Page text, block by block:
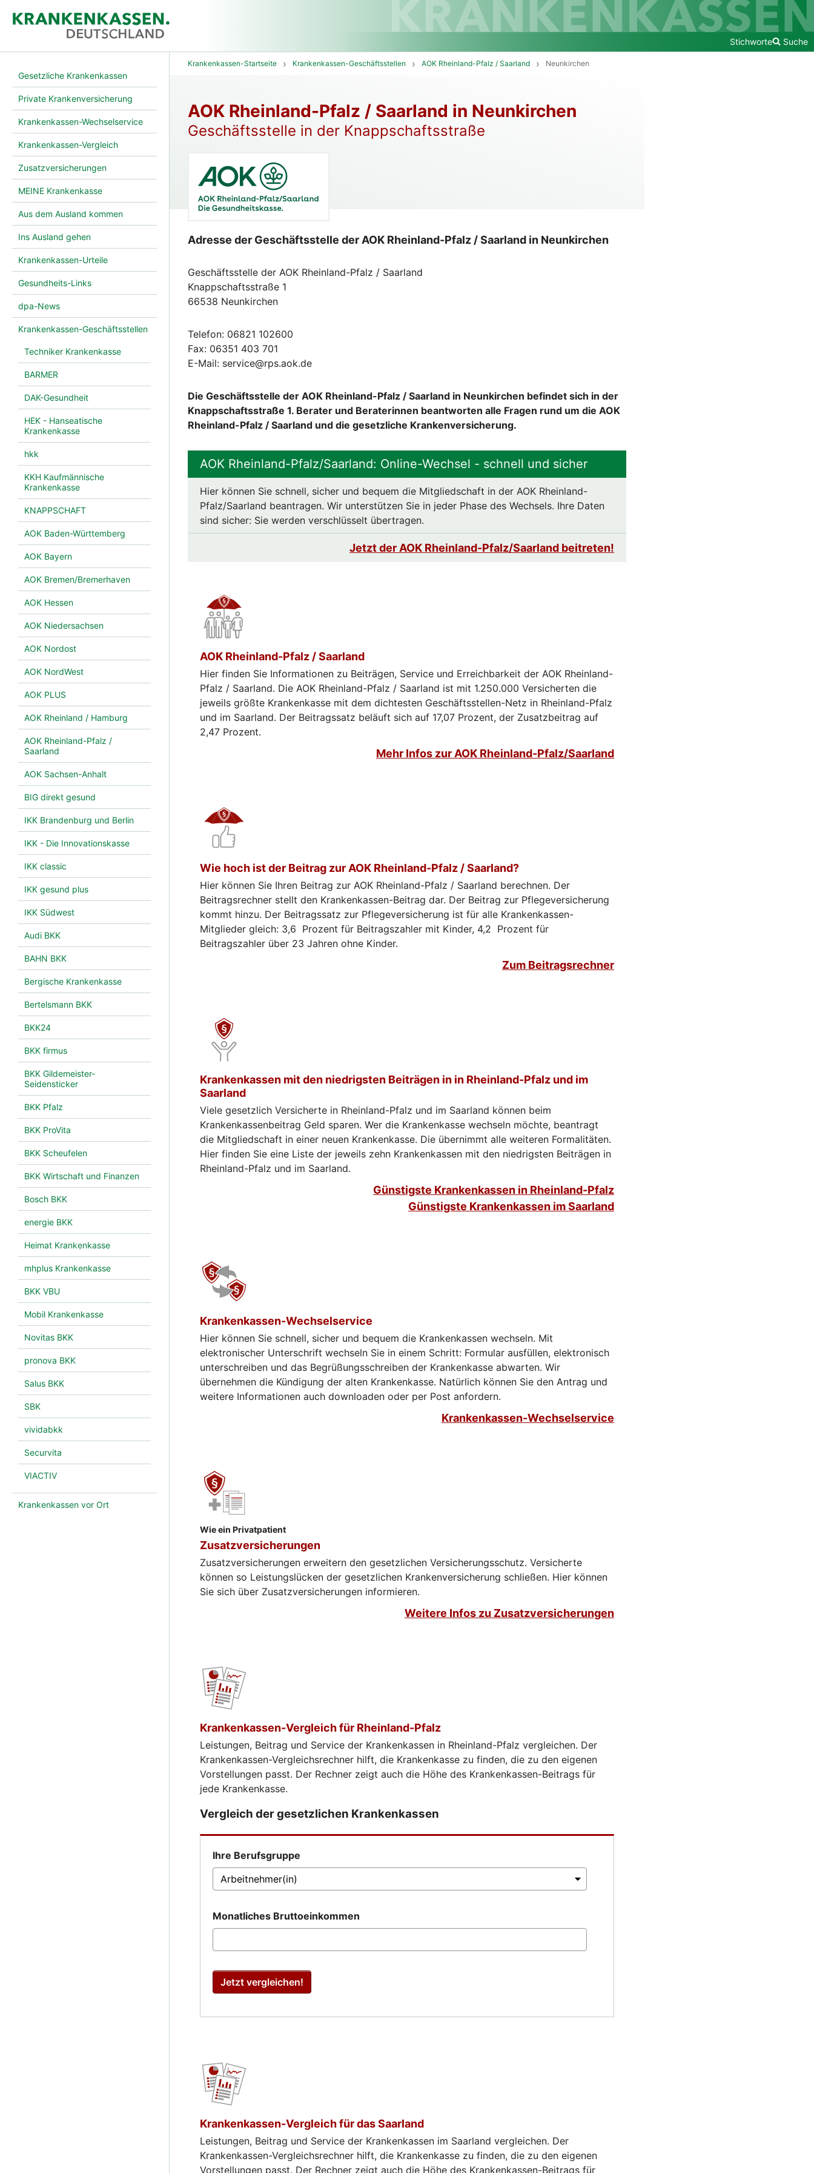
Stichworte Suche
Gesetzliche Krankenkassen
Private Krankenversicherung
Krankenkassen-Wechselservice
Krankenkassen-Vergleich
Zusatzversicherungen
MEINE Krankenkasse
Aus dem Ausland kommen
Ins Ausland gehen
Krankenkassen-Urteile
Gesundheits-Links
dpa-News
Krankenkassen-Geschäftsstellen
Techniker Krankenkasse
BARMER
DAK-Gesundheit
HEK - Hanseatische
Krankenkasse
hkk
KKH Kaufmännische
Krankenkasse
KNAPPSCHAFT
AOK Baden-Württemberg
AOK Bayern
AOK Bremen/Bremerhaven
AOK Hessen
AOK Niedersachsen
AOK Nordost
AOK NordWest
AOK PLUS
AOK Rheinland / Hamburg
AOK Rheinland-Pfalz /
Saarland
AOK Sachsen-Anhalt
BIG direkt gesund
IKK Brandenburg und Berlin
IKK - Die Innovationskasse
IKK classic
IKK gesund plus
IKK Südwest
Audi BKK
BAHN BKK
Bergische Krankenkasse
Bertelsmann BKK
BKK24
BKK firmus
BKK Gildemeister-
Seidensticker
BKK Pfalz
BKK ProVita
BKK Scheufelen
BKK Wirtschaft und Finanzen
Bosch BKK
energie BKK
Heimat Krankenkasse
mhplus Krankenkasse
BKK VBU
Mobil Krankenkasse
Novitas BKK
pronova BKK
Salus BKK
SBK
vividabkk
Securvita
VIACTIV
Krankenkassen vor Ort
Krankenkassen-Startseite Krankenkassen-Geschäftsstellen AOK Rheinland-Pfalz / Saarland Neunkirchen
AOK Rheinland-Pfalz / Saarland in Neunkirchen
Geschäftsstelle in der Knappschaftsstraße
Adresse der Geschäftsstelle der AOK Rheinland-Pfalz / Saarland in Neunkirchen
Geschäftsstelle der AOK Rheinland-Pfalz / Saarland
Knappschaftsstraße 1
66538 Neunkirchen
Telefon: 06821 102600
Fax: 06351 403 701
E-Mail: service@rps.aok.de
Die Geschäftsstelle der AOK Rheinland-Pfalz / Saarland in Neunkirchen befindet sich in der
Knappschaftsstraße 1. Berater und Beraterinnen beantworten alle Fragen rund um die AOK
Rheinland-Pfalz / Saarland und die gesetzliche Krankenversicherung.
AOK Rheinland-Pfalz/Saarland: Online-Wechsel - schnell und sicher
Hier können Sie schnell, sicher und bequem die Mitgliedschaft in der AOK Rheinland-
Pfalz/Saarland beantragen. Wir unterstützen Sie in jeder Phase des Wechsels. Ihre Daten
sind sicher: Sie werden verschlüsselt übertragen.
Jetzt der AOK Rheinland-Pfalz/Saarland beitreten!
AOK Rheinland-Pfalz / Saarland
Hier finden Sie Informationen zu Beiträgen, Service und Erreichbarkeit der AOK Rheinland-
Pfalz / Saarland. Die AOK Rheinland-Pfalz / Saarland ist mit 1.250.000 Versicherten die
jeweils größte Krankenkasse mit dem dichtesten Geschäftsstellen-Netz in Rheinland-Pfalz
und im Saarland. Der Beitragssatz beläuft sich auf 17,07 Prozent, der Zusatzbeitrag auf
2,47 Prozent.
Mehr Infos zur AOK Rheinland-Pfalz/Saarland
Wie hoch ist der Beitrag zur AOK Rheinland-Pfalz / Saarland?
Hier können Sie Ihren Beitrag zur AOK Rheinland-Pfalz / Saarland berechnen. Der
Beitragsrechner stellt den Krankenkassen-Beitrag dar. Der Beitrag zur Pflegeversicherung
kommt hinzu. Der Beitragssatz zur Pflegeversicherung ist für alle Krankenkassen-
Mitglieder gleich: 3,6 Prozent für Beitragszahler mit Kinder, 4,2 Prozent für
Beitragszahler über 23 Jahren ohne Kinder.
Zum Beitragsrechner
Krankenkassen mit den niedrigsten Beiträgen in in Rheinland-Pfalz und im
Saarland
Viele gesetzlich Versicherte in Rheinland-Pfalz und im Saarland können beim
Krankenkassenbeitrag Geld sparen. Wer die Krankenkasse wechseln möchte, beantragt
die Mitgliedschaft in einer neuen Krankenkasse. Die übernimmt alle weiteren Formalitäten.
Hier finden Sie eine Liste der jeweils zehn Krankenkassen mit den niedrigsten Beiträgen in
Rheinland-Pfalz und im Saarland.
Günstigste Krankenkassen in Rheinland-Pfalz
Günstigste Krankenkassen im Saarland
Krankenkassen-Wechselservice
Hier können Sie schnell, sicher und bequem die Krankenkassen wechseln. Mit
elektronischer Unterschrift wechseln Sie in einem Schritt: Formular ausfüllen, elektronisch
unterschreiben und das Begrüßungsschreiben der Krankenkasse abwarten. Wir
übernehmen die Kündigung der alten Krankenkasse. Natürlich können Sie den Antrag und
weitere Informationen auch downloaden oder per Post anfordern.
Krankenkassen-Wechselservice
Wie ein Privatpatient
Zusatzversicherungen
Zusatzversicherungen erweitern den gesetzlichen Versicherungsschutz. Versicherte
können so Leistungslücken der gesetzlichen Krankenversicherung schließen. Hier können
Sie sich über Zusatzversicherungen informieren.​​​​
Weitere Infos zu Zusatzversicherungen
Krankenkassen-Vergleich für Rheinland-Pfalz
Leistungen, Beitrag und Service der Krankenkassen in Rheinland-Pfalz vergleichen. Der
Krankenkassen-Vergleichsrechner hilft, die Krankenkasse zu finden, die zu den eigenen
Vorstellungen passt. Der Rechner zeigt auch die Höhe des Krankenkassen-Beitrags für
jede Krankenkasse.
Vergleich der gesetzlichen Krankenkassen
Ihre Berufsgruppe
Monatliches Bruttoeinkommen
Jetzt vergleichen!
Krankenkassen-Vergleich für das Saarland
Leistungen, Beitrag und Service der Krankenkassen im Saarland vergleichen. Der
Krankenkassen-Vergleichsrechner hilft, die Krankenkasse zu finden, die zu den eigenen
Vorstellungen passt. Der Rechner zeigt auch die Höhe des Krankenkassen-Beitrags für